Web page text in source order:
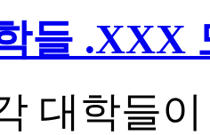
들 .XXX
대학들